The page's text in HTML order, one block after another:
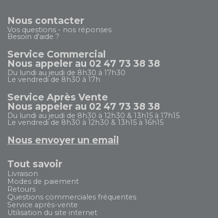
Nous contacter
Vos questions - nos réponses
Besoin d'aide ?
Service Commercial
Nous appeler au 02 47 73 38 38
Du lundi au jeudi de 8h30 à 17h30
Le vendredi de 8h30 à 17h
Service Après Vente
Nous appeler au 02 47 73 38 38
Du lundi au jeudi de 8h30 à 12h30 & 13h15 à 17h15
Le vendredi de 8h30 à 12h30 & 13h15 à 16h15
Nous envoyer un email
Tout savoir
Livraison
Modes de paiement
Retours
Questions commerciales fréquentes
Service après-vente
Utilisation du site internet